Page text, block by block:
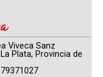
Viveca Sanz
Plata, Provincia de